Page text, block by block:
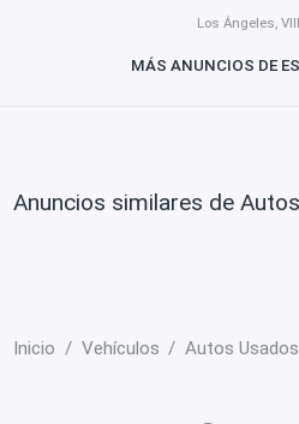
Los Ángeles,
MÁS ANUNCIOS DE
Anuncios similares de
Inicio Vehículos Autos Usados